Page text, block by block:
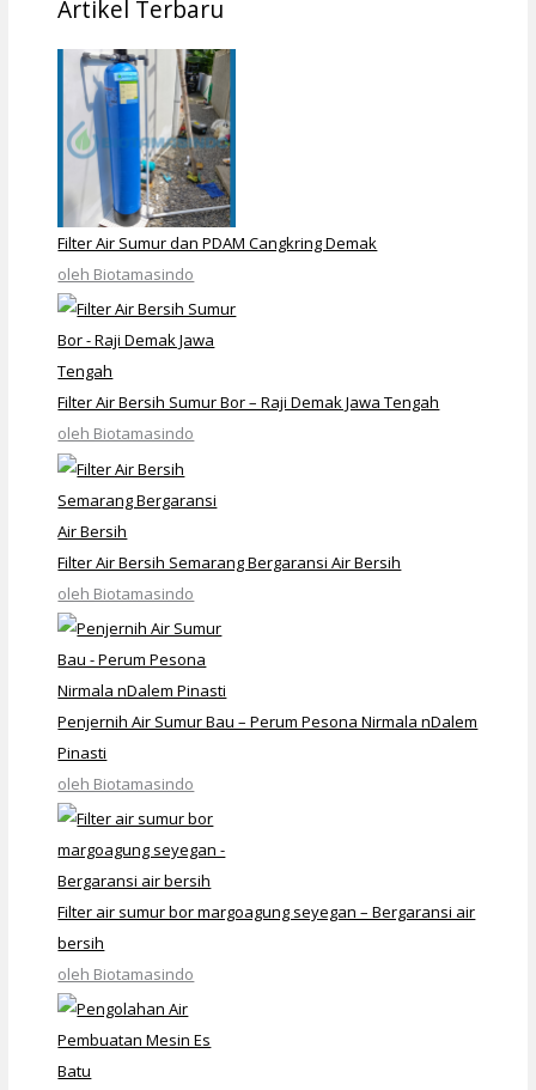
Artikel Terbaru
Filter Air Sumur dan PDAM Cangkring Demak
oleh Biotamasindo
Filter Air Bersih Sumur Bor – Raji Demak Jawa Tengah
oleh Biotamasindo
Filter Air Bersih Semarang Bergaransi Air Bersih
oleh Biotamasindo
Penjernih Air Sumur Bau – Perum Pesona Nirmala nDalem
Pinasti
oleh Biotamasindo
Filter air sumur bor margoagung seyegan – Bergaransi air
bersih
oleh Biotamasindo